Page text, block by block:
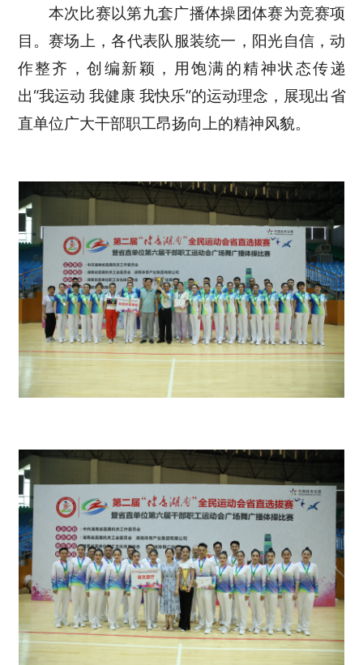
本次比赛以第九套广播体操团体赛为竞赛项
目。赛场上，各代表队服装统一，阳光自信，动
作整齐，创编新颖，用饱满的精神状态传递
出“我运动 我健康 我快乐”的运动理念，展现出省
直单位广大干部职工昂扬向上的精神风貌。